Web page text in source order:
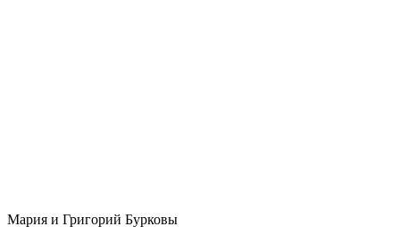
Мария и Григорий Бурковы